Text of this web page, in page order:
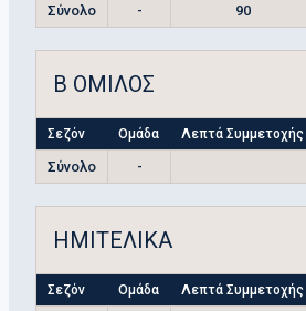
Σύνολο - 90
Β ΟΜΙΛΟΣ
Σεζόν Ομάδα Λεπτά Συμμετοχής
Σύνολο -
ΗΜΙΤΕΛΙΚΑ
Σεζόν Ομάδα Λεπτά Συμμετοχής